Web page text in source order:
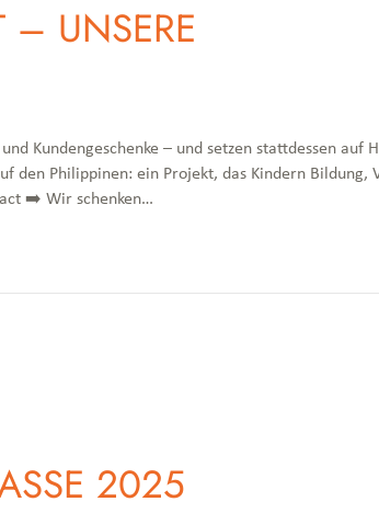
– UNSERE
Kundengeschenke – und setzen stattdessen auf
den Philippinen: ein Projekt, das Kindern Bildung,
➡️ Wir schenken…
2025